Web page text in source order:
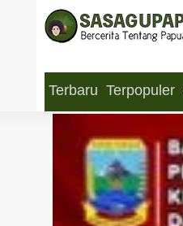
Terbaru Terpopuler